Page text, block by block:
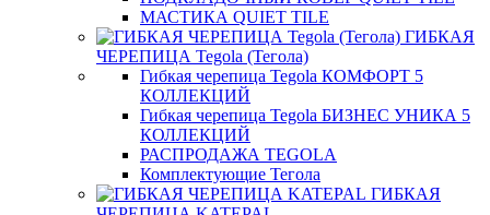
МАСТИКА QUIET TILE
ГИБКАЯ
ЧЕРЕПИЦА Tegola (Тегола)
Гибкая черепица Tegola КОМФОРТ 5
КОЛЛЕКЦИЙ
Гибкая черепица Tegola БИЗНЕС УНИКА 5
КОЛЛЕКЦИЙ
РАСПРОДАЖА TEGOLA
Комплектующие Тегола
ГИБКАЯ